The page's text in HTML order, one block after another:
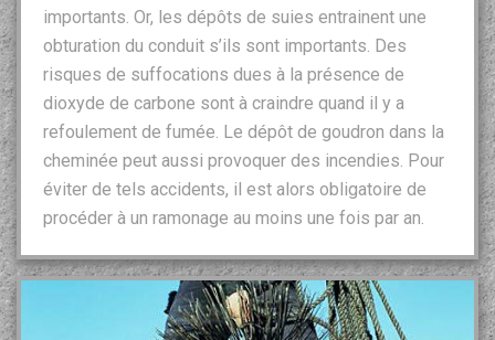
importants. Or, les dépôts de suies entrainent une
obturation du conduit s’ils sont importants. Des
risques de suffocations dues à la présence de
dioxyde de carbone sont à craindre quand il y a
refoulement de fumée. Le dépôt de goudron dans la
cheminée peut aussi provoquer des incendies. Pour
éviter de tels accidents, il est alors obligatoire de
procéder à un ramonage au moins une fois par an.